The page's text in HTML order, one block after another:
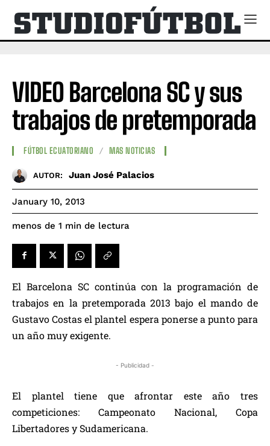
VIDEO Barcelona SC y sus
trabajos de pretemporada
FÚTBOL ECUATORIANO MAS NOTICIAS
AUTOR: Juan José Palacios
January 10, 2013
menos de 1 min de lectura
El Barcelona SC continúa con la programación de
trabajos en la pretemporada 2013 bajo el mando de
Gustavo Costas el plantel espera ponerse a punto para
un año muy exigente.
- Publicidad -
El plantel tiene que afrontar este año tres
competiciones: Campeonato Nacional, Copa
Libertadores y Sudamericana.